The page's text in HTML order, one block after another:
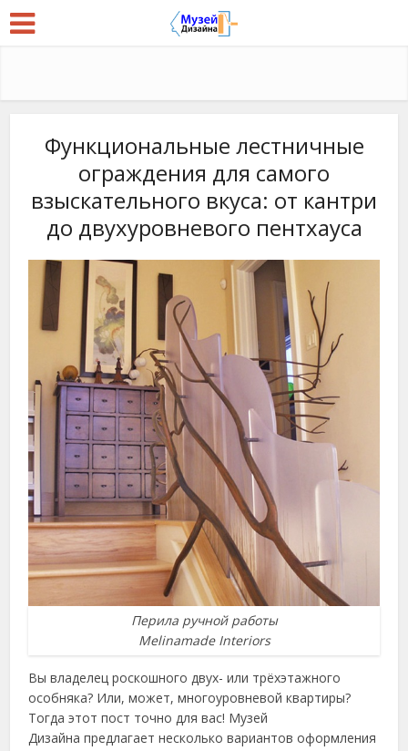
Функциональные лестничные
ограждения для самого
взыскательного вкуса: от кантри
до двухуровневого пентхауса
Перила ручной работы
Melinamade Interiors
Вы владелец роскошного двух- или трёхэтажного
особняка? Или, может, многоуровневой квартиры?
Тогда этот пост точно для вас! Музей
Дизайна предлагает несколько вариантов оформления